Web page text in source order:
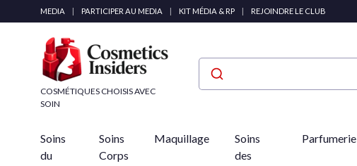
MEDIA | PARTICIPER AU MEDIA | KIT MÉDIA & RP | REJOINDRE LE CLUB
COSMÉTIQUES CHOISIS AVEC
SOIN
Soins
du
Soins
Corps
Maquillage
Soins
des
Parfumerie
Panneau de gestion des cookies